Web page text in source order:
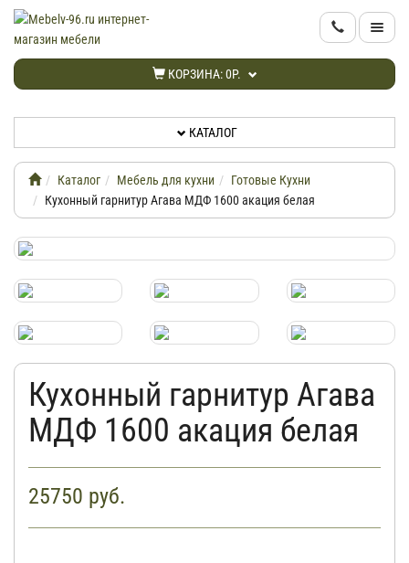
КОРЗИНА:0Р.
КАТАЛОГ
НОВИНКИ
ИНФОРМАЦИЯ
ДОСТАВКА
КАБИНЕТ
КАТАЛОГ
Каталог Мебель для кухни
Готовые Кухни
Кухонный гарнитур Агава МДФ 1600 акация белая
Кухонный гарнитур Агава
МДФ 1600 акация белая
25750 руб.